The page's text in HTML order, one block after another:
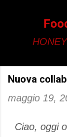
Nuova
maggio 19,
Ciao, oggi